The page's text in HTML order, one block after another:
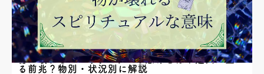
物が壊れるスピリチュアルな意味とは？運気が上が
る前兆？物別・状況別に解説